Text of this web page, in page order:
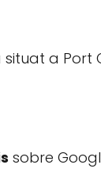
situat a
sobre